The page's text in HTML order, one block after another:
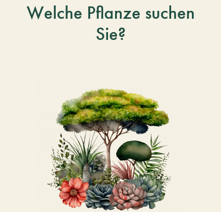
Welche Pflanze suchen
Sie?